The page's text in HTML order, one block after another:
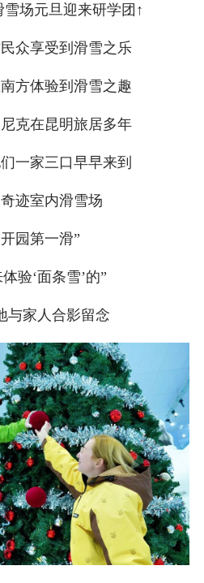
场元旦迎来研学团↑
众享受到滑雪之乐
方体验到滑雪之趣
克在昆明旅居多年
一家三口早早来到
迹室内滑雪场
园第一滑”
验‘面条雪’的”
与家人合影留念